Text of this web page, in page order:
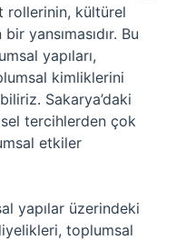
rollerinin, kültürel
yansımasıdır. Bu
yapıları,
kimliklerini
Sakarya’daki
tercihlerden çok
etkiler
yapılar üzerindeki
toplumsal